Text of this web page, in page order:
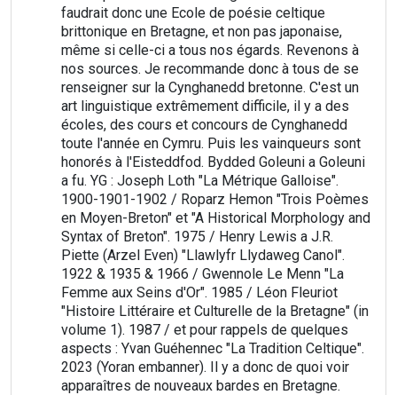
faudrait donc une Ecole de poésie celtique
brittonique en Bretagne, et non pas japonaise,
même si celle-ci a tous nos égards. Revenons à
nos sources. Je recommande donc à tous de se
renseigner sur la Cynghanedd bretonne. C'est un
art linguistique extrêmement difficile, il y a des
écoles, des cours et concours de Cynghanedd
toute l'année en Cymru. Puis les vainqueurs sont
honorés à l'Eisteddfod. Bydded Goleuni a Goleuni
a fu. YG : Joseph Loth "La Métrique Galloise".
1900-1901-1902 / Roparz Hemon "Trois Poèmes
en Moyen-Breton" et "A Historical Morphology and
Syntax of Breton". 1975 / Henry Lewis a J.R.
Piette (Arzel Even) "Llawlyfr Llydaweg Canol".
1922 & 1935 & 1966 / Gwennole Le Menn "La
Femme aux Seins d'Or". 1985 / Léon Fleuriot
"Histoire Littéraire et Culturelle de la Bretagne" (in
volume 1). 1987 / et pour rappels de quelques
aspects : Yvan Guéhennec "La Tradition Celtique".
2023 (Yoran embanner). Il y a donc de quoi voir
apparaîtres de nouveaux bardes en Bretagne.